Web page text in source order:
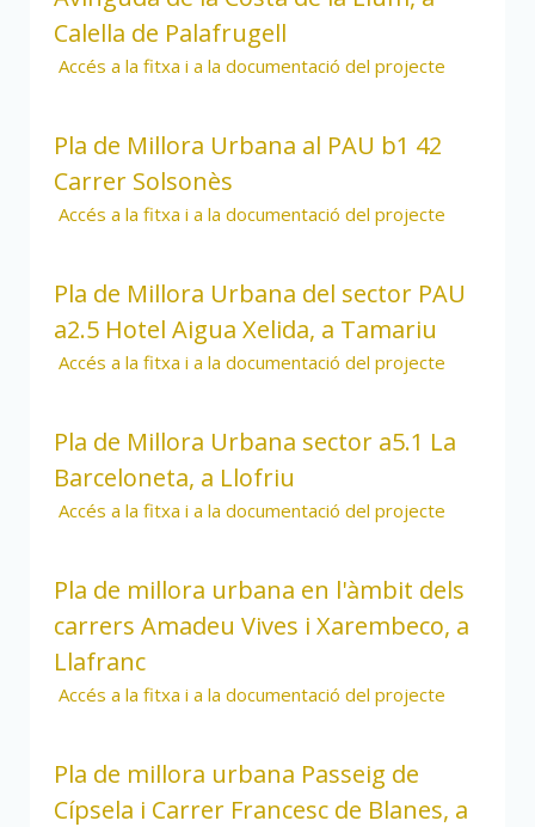
Calella de Palafrugell
Accés a la fitxa i a la documentació del projecte
Pla de Millora Urbana al PAU b1 42
Carrer Solsonès
Accés a la fitxa i a la documentació del projecte
Pla de Millora Urbana del sector PAU
a2.5 Hotel Aigua Xelida, a Tamariu
Accés a la fitxa i a la documentació del projecte
Pla de Millora Urbana sector a5.1 La
Barceloneta, a Llofriu
Accés a la fitxa i a la documentació del projecte
Pla de millora urbana en l'àmbit dels
carrers Amadeu Vives i Xarembeco, a
Llafranc
Accés a la fitxa i a la documentació del projecte
Pla de millora urbana Passeig de
Cípsela i Carrer Francesc de Blanes, a